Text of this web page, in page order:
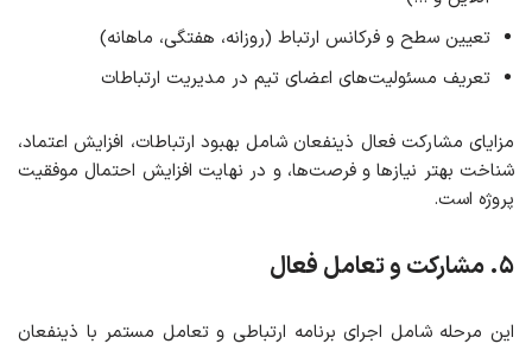
تعیین سطح و فرکانس ارتباط (روزانه، هفتگی، ماهانه)
تعریف مسئولیت‌های اعضای تیم در مدیریت ارتباطات
مزایای مشارکت فعال ذینفعان شامل بهبود ارتباطات، افزایش اعتماد،
شناخت بهتر نیازها و فرصت‌ها، و در نهایت افزایش احتمال موفقیت
پروژه است.
۵. مشارکت و تعامل فعال
این مرحله شامل اجرای برنامه ارتباطی و تعامل مستمر با ذینفعان